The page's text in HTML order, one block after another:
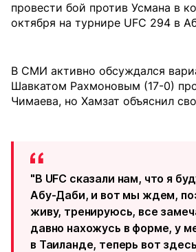
провести бой против Усмана в
октября на турнире UFC 294 в
В СМИ активно обсуждался
Шавкатом Рахмоновым (17-0)
Чимаева, но Хамзат объяснил
"В UFC сказали нам, что я
Абу-Даби, и вот мы ждем,
живу, тренируюсь, все
давно нахожусь в форме, у
в Таиланде, теперь вот